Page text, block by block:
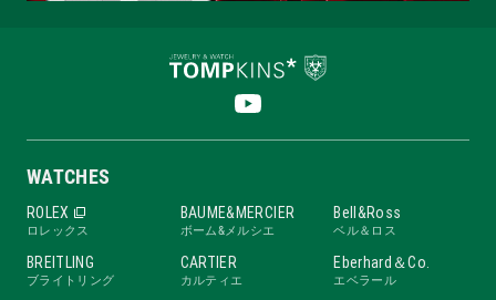
WATCHES
ROLEX
ロレックス
BAUME&MERCIER
ボーム&メルシエ
Bell&Ross
ベル＆ロス
BREITLING
ブライトリング
CARTIER
カルティエ
Eberhard＆Co.
エベラール